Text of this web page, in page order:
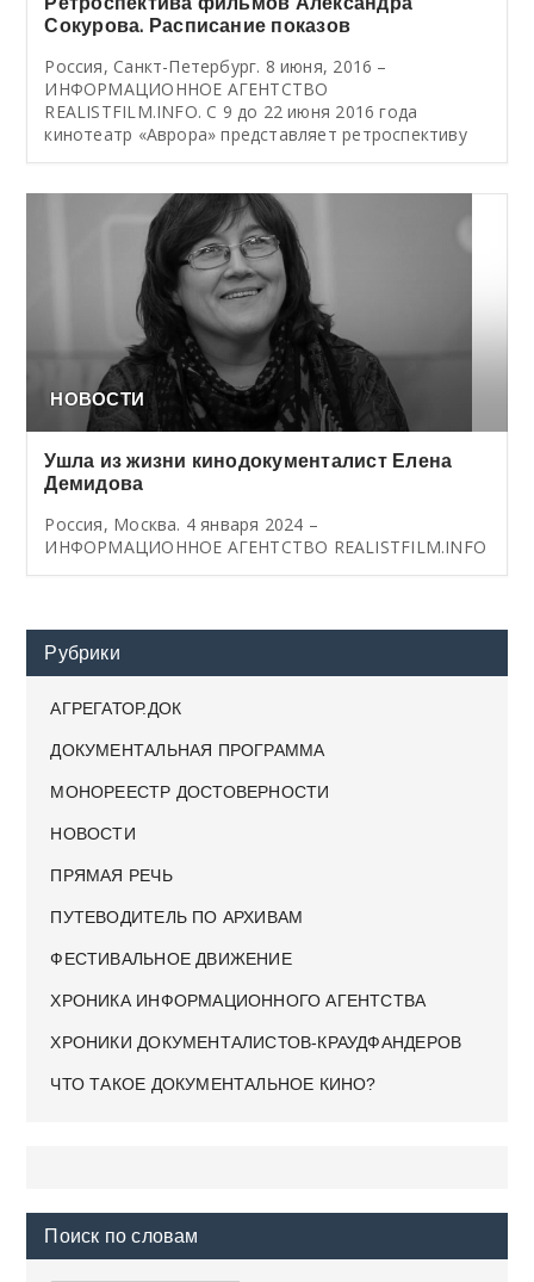
Сокурова. Расписание показов
Россия, Санкт-Петербург. 8 июня, 2016 –
ИНФОРМАЦИОННОЕ АГЕНТСТВО
REALISTFILM.INFO. C 9 до 22 июня 2016 года
кинотеатр «Аврора» представляет ретроспективу
НОВОСТИ
Ушла из жизни кинодокументалист Елена
Демидова
Россия, Москва. 4 января 2024 –
ИНФОРМАЦИОННОЕ АГЕНТСТВО REALISTFILM.INFO
Рубрики
АГРЕГАТОР.ДОК
ДОКУМЕНТАЛЬНАЯ ПРОГРАММА
МОНОРЕЕСТР ДОСТОВЕРНОСТИ
НОВОСТИ
ПРЯМАЯ РЕЧЬ
ПУТЕВОДИТЕЛЬ ПО АРХИВАМ
ФЕСТИВАЛЬНОЕ ДВИЖЕНИЕ
ХРОНИКА ИНФОРМАЦИОННОГО АГЕНТСТВА
ХРОНИКИ ДОКУМЕНТАЛИСТОВ-КРАУДФАНДЕРОВ
ЧТО ТАКОЕ ДОКУМЕНТАЛЬНОЕ КИНО?
Поиск по словам